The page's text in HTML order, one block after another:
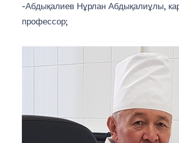
-Абдықалиев Нұрлан Абдықалиұлы,
профессор;